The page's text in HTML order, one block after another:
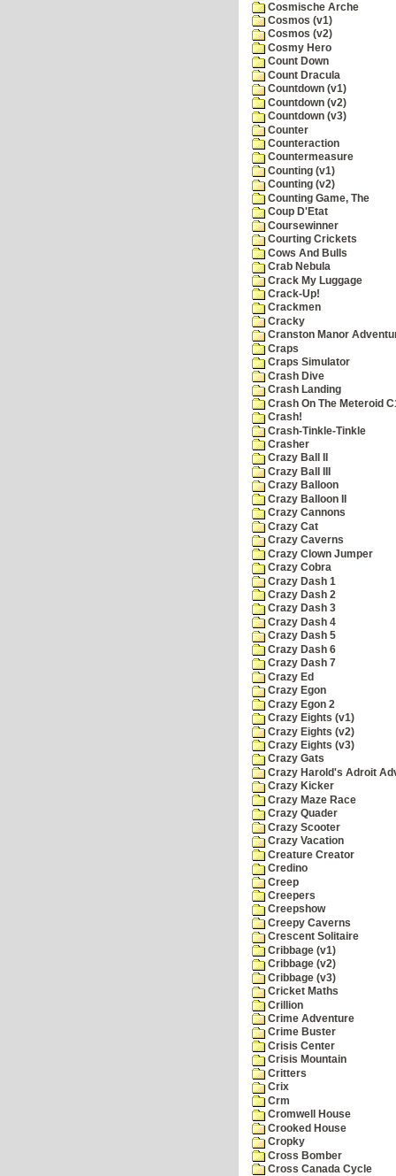
Cosmische Arche
Cosmos (v1)
Cosmos (v2)
Cosmy Hero
Count Down
Count Dracula
Countdown (v1)
Countdown (v2)
Countdown (v3)
Counter
Counteraction
Countermeasure
Counting (v1)
Counting (v2)
Counting Game, The
Coup D'Etat
Coursewinner
Courting Crickets
Cows And Bulls
Crab Nebula
Crack My Luggage
Crack-Up!
Crackmen
Cracky
Cranston Manor
Craps
Craps Simulator
Crash Dive
Crash Landing
Crash On The Meteroid
Crash!
Crash-Tinkle-Tinkle
Crasher
Crazy Ball II
Crazy Ball III
Crazy Balloon
Crazy Balloon II
Crazy Cannons
Crazy Cat
Crazy Caverns
Crazy Clown Jumper
Crazy Cobra
Crazy Dash 1
Crazy Dash 2
Crazy Dash 3
Crazy Dash 4
Crazy Dash 5
Crazy Dash 6
Crazy Dash 7
Crazy Ed
Crazy Egon
Crazy Egon 2
Crazy Eights (v1)
Crazy Eights (v2)
Crazy Eights (v3)
Crazy Gats
Crazy Harold's Adroit
Crazy Kicker
Crazy Maze Race
Crazy Quader
Crazy Scooter
Crazy Vacation
Creature Creator
Credino
Creep
Creepers
Creepshow
Creepy Caverns
Crescent Solitaire
Cribbage (v1)
Cribbage (v2)
Cribbage (v3)
Cricket Maths
Crillion
Crime Adventure
Crime Buster
Crisis Center
Crisis Mountain
Critters
Crix
Crm
Cromwell House
Crooked House
Cropky
Cross Bomber
Cross Canada Cycle